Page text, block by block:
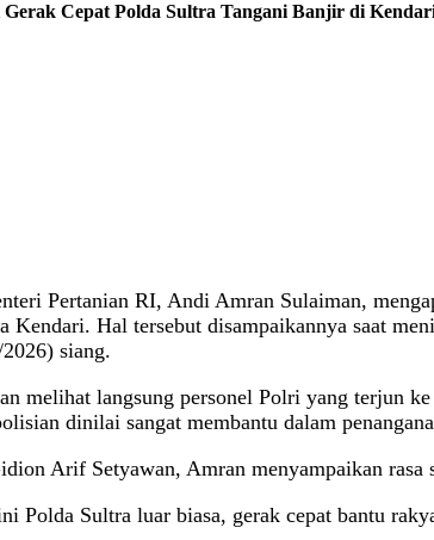
Cepat Polda Sultra Tangani Banjir di
Pertanian RI, Andi Amran Sulaiman,
Kendari. Hal tersebut disampaikannya saat
siang.
melihat langsung personel Polri yang terjun
dinilai sangat membantu dalam
Arif Setyawan, Amran menyampaikan
Polda Sultra luar biasa, gerak cepat bantu